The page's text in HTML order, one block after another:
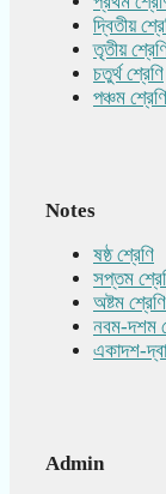
দ্বিতীয়
তৃতীয়
চতুর্থ শ্রেণি
পঞ্চম
Notes
ষষ্ঠ শ্রেণি
সপ্তম
অষ্টম
নবম-দশম
একাদশ-
Admin